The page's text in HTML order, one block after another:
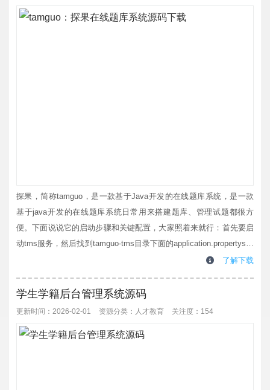
探果，简称tamguo，是一款基于Java开发的在线题库系统，是一款
基于java开发的在线题库系统日常用来搭建题库、管理试题都很方
便。下面说说它的启动步骤和关键配置，大家照着来就行：首先要启
动tms服务，然后找到tamguo-tms目录下面的application.propertys配
置文件，里面有几个核心配置项，必须核对好：domain.name：这个
样式这些资源member.domain.na...
了解下载
学生学籍后台管理系统源码
更新时间：2026-02-01 资源分类： 人才教育 关注度：154